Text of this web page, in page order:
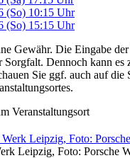
(So) 10:15 Uhr
(So) 15:15 Uhr
Gewähr. Die Eingabe der
Sorgfalt. Dennoch kann es
Sie ggf. auch auf die
Veranstaltungsort
Leipzig, Foto: Porsche